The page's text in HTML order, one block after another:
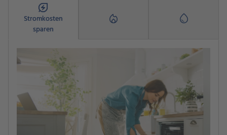
Energy_Savings_Leaf
Stromkosten
sparen
mode_heat water_drop